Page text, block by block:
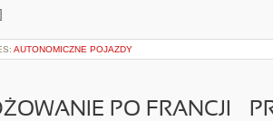
AUTONOMICZNE POJAZDY
PO FRANCJI –